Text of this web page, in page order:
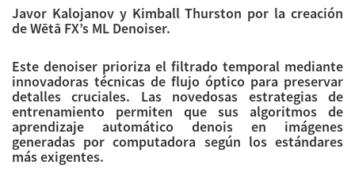
Javor Kalojanov y Kimball Thurston por la creación
de Wētā FX’s ML Denoiser.
Este denoiser prioriza el filtrado temporal mediante
innovadoras técnicas de flujo óptico para preservar
detalles cruciales. Las novedosas estrategias de
entrenamiento permiten que sus algoritmos de
aprendizaje automático denois en imágenes
generadas por computadora según los estándares
más exigentes.